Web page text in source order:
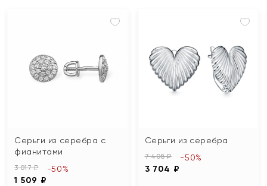
Серьги из серебра с
фианитами
3 017 ₽
1 509 ₽
-50%
Серьги из серебра
7 408 ₽
3 704 ₽
-50%